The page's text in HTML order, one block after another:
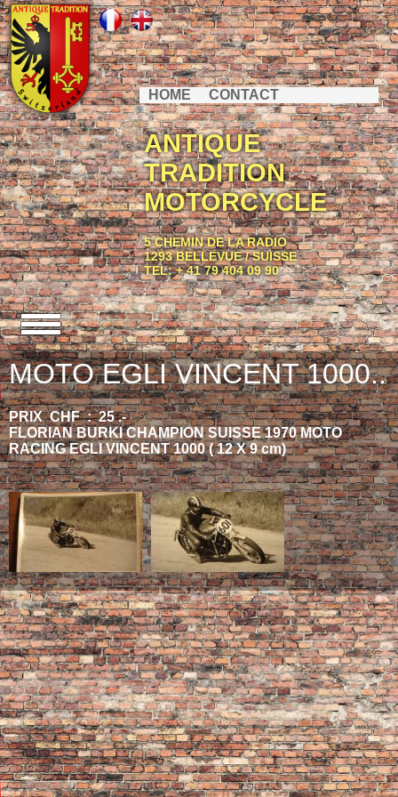
HOME CONTACT
ANTIQUE
TRADITION
MOTORCYCLE
5 CHEMIN DE LA RADIO
1293 BELLEVUE / SUISSE
TEL: + 41 79 404 09 90
MOTO EGLI VINCENT 1000..
PRIX CHF : 25 .-
FLORIAN BURKI CHAMPION SUISSE 1970 MOTO
RACING EGLI VINCENT 1000 ( 12 X 9 cm)